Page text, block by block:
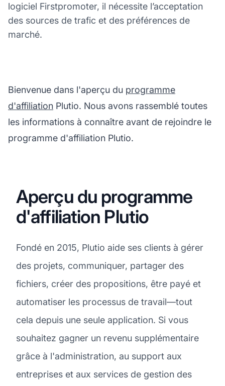
logiciel Firstpromoter, il nécessite l’acceptation
des sources de trafic et des préférences de
marché.
Bienvenue dans l'aperçu du programme
d'affiliation Plutio. Nous avons rassemblé toutes
les informations à connaître avant de rejoindre le
programme d'affiliation Plutio.
Aperçu du programme
d'affiliation Plutio
Fondé en 2015, Plutio aide ses clients à gérer
des projets, communiquer, partager des
fichiers, créer des propositions, être payé et
automatiser les processus de travail—tout
cela depuis une seule application. Si vous
souhaitez gagner un revenu supplémentaire
grâce à l'administration, au support aux
entreprises et aux services de gestion des